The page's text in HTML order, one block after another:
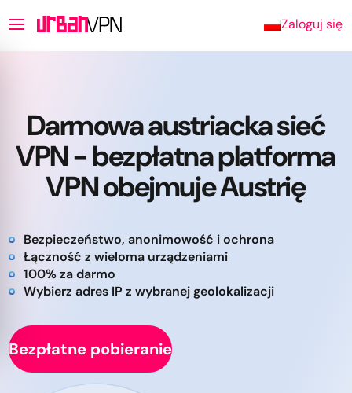
Zaloguj się
Darmowa austriacka sieć
VPN - bezpłatna platforma
VPN obejmuje Austrię
Bezpieczeństwo, anonimowość i ochrona
Łączność z wieloma urządzeniami
100% za darmo
Wybierz adres IP z wybranej geolokalizacji
Bezpłatne pobieranie